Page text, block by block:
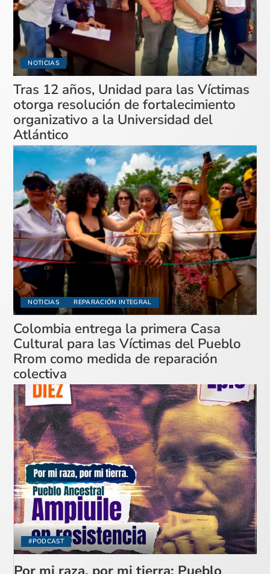
NOTICIAS
Tras 12 años, Unidad para las Víctimas
otorga resolución de fortalecimiento
organizativo a la Universidad del
Atlántico
NOTICIAS REPARACIÓN INTEGRAL
Colombia entrega la primera Casa
Cultural para las Víctimas del Pueblo
Rrom como medida de reparación
colectiva
#PODCAST